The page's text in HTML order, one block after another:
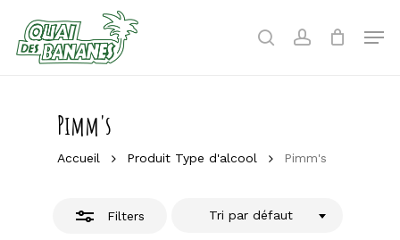
main
content
searchaccount
Pimm's
Accueil Produit Type d'alcool Pimm's
Filters Tri par défaut
Close